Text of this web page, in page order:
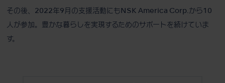
その後、2022年9月の支援活動にもNSK America Corp.から10
人が参加。豊かな暮らしを実現するためのサポートを続けていま
す。